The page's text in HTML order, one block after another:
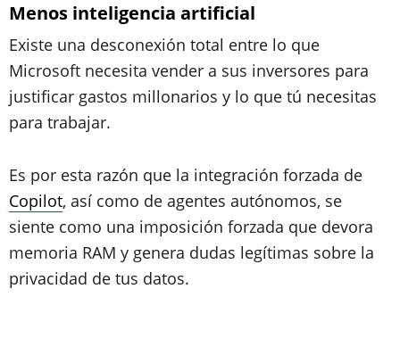
Menos inteligencia artificial
Existe una desconexión total entre lo que
Microsoft necesita vender a sus inversores para
justificar gastos millonarios y lo que tú necesitas
para trabajar.
Es por esta razón que la integración forzada de
Copilot, así como de agentes autónomos, se
siente como una imposición forzada que devora
memoria RAM y genera dudas legítimas sobre la
privacidad de tus datos.